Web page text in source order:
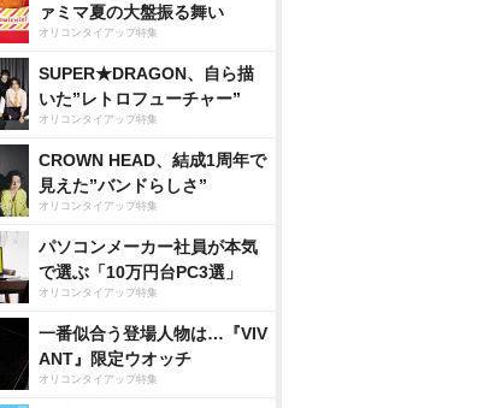
ァミマ夏の大盤振る舞い
オリコンタイアップ特集
SUPER★DRAGON、自ら描
いた”レトロフューチャー”
オリコンタイアップ特集
CROWN HEAD、結成1周年で
見えた”バンドらしさ”
オリコンタイアップ特集
パソコンメーカー社員が本気
で選ぶ「10万円台PC3選」
オリコンタイアップ特集
一番似合う登場人物は…『VIV
ANT』限定ウオッチ
オリコンタイアップ特集